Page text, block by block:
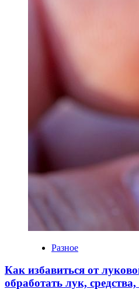
Разное
Как избавиться от
обработать лук,